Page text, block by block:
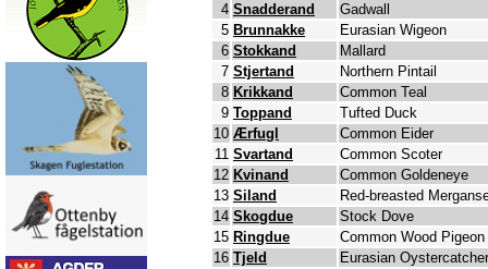
4 Snadderand
Gadwall
5 Brunnakke
Eurasian Wigeon
6 Stokkand
Mallard
7 Stjertand
Northern Pintail
8 Krikkand
Common Teal
9 Toppand
Tufted Duck
10 Ærfugl
Common Eider
11 Svartand
Common Scoter
12 Kvinand
Common Goldeneye
13 Siland
Red-breasted
14 Skogdue
Stock Dove
15 Ringdue
Common Wood Pigeon
16 Tjeld
Eurasian Oystercatcher